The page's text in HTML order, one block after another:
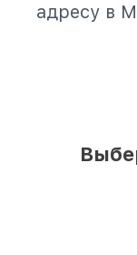
адресу в